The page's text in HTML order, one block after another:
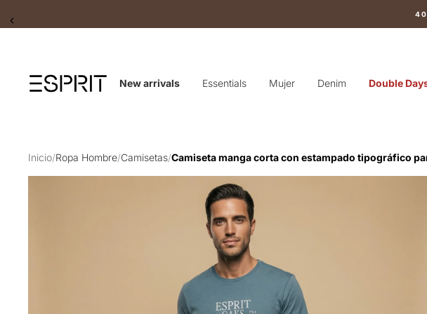
New arrivals Essentials Mujer Denim Double
Inicio/Ropa Hombre/Camisetas/Camiseta manga corta con estampado tipográfico